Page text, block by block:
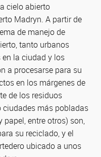
cielo abierto
Madryn. A partir de
de manejo de
tanto urbanos
en la ciudad y los
a procesarse para su
en los márgenes de
de los residuos
más pobladas
papel, entre otros) son,
su reciclado, y el
ubicado a unos